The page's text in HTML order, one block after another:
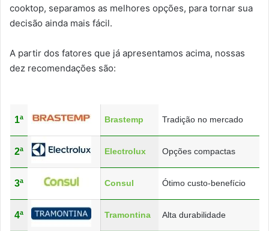
cooktop, separamos as melhores opções, para tornar sua
decisão ainda mais fácil.
A partir dos fatores que já apresentamos acima, nossas
dez recomendações são:
1ª Brastemp Tradição no mercado
2ª Electrolux Opções compactas
3ª Consul Ótimo custo-benefício
4ª Tramontina Alta durabilidade